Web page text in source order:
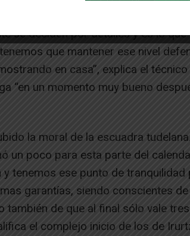
poco igual las dinámicas porque se
se deciden por detalles y es lo
que mantener ese nivel
en casa”, explica el
“en un momento muy bueno
la moral de la escuadra
un poco para esta parte del
tenemos ese punto de tranquilidad
garantías, siendo conscientes
también de que al final sólo vale
el complejo inicio de los de